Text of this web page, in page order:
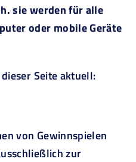
sie werden für alle
oder mobile Geräte
Seite aktuell:
von Gewinnspielen
zur